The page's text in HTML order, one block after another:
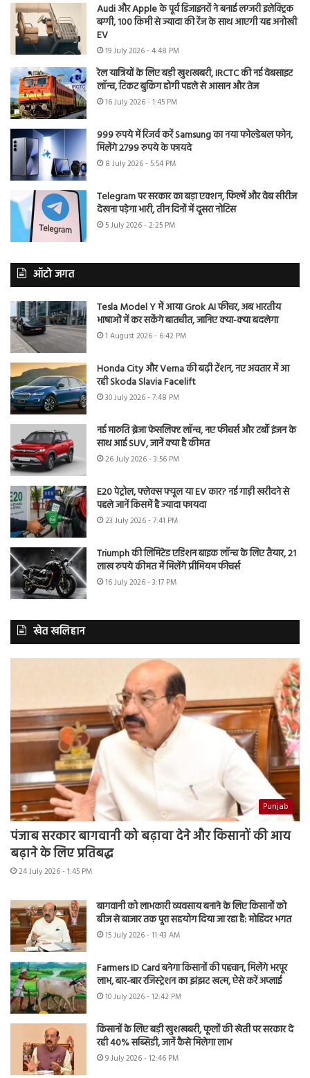
Audi और Apple के पूर्व डिजाइनरों ने बनाई लग्जरी इलेक्ट्रिक
बग्गी, 100 किमी से ज्यादा की रेंज के साथ आएगी यह अनोखी
EV
19 July 2026 - 4:48 PM
रेल यात्रियों के लिए बड़ी खुशखबरी, IRCTC की नई वेबसाइट
लॉन्च, टिकट बुकिंग होगी पहले से आसान और तेज
16 July 2026 - 1:45 PM
999 रुपये में रिजर्व करें Samsung का नया फोल्डेबल फोन,
मिलेंगे 2799 रुपये के फायदे
8 July 2026 - 5:54 PM
Telegram पर सरकार का बड़ा एक्शन, फिल्में और वेब सीरीज
देखना पड़ेगा भारी, तीन दिनों में दूसरा नोटिस
5 July 2026 - 2:25 PM
ऑटो जगत
Tesla Model Y में आया Grok AI फीचर, अब भारतीय
भाषाओं में कर सकेंगे बातचीत, जानिए क्या-क्या बदलेगा
1 August 2026 - 6:42 PM
Honda City और Verna की बढ़ी टेंशन, नए अवतार में आ
रही Skoda Slavia Facelift
30 July 2026 - 7:48 PM
नई मारुति ब्रेजा फेसलिफ्ट लॉन्च, नए फीचर्स और टर्बो इंजन के
साथ आई SUV, जानें क्या है कीमत
26 July 2026 - 3:56 PM
E20 पेट्रोल, फ्लेक्स फ्यूल या EV कार? नई गाड़ी खरीदने से
पहले जानें किसमें है ज्यादा फायदा
23 July 2026 - 7:41 PM
Triumph की लिमिटेड एडिशन बाइक लॉन्च के लिए तैयार, 21
लाख रुपये कीमत में मिलेंगे प्रीमियम फीचर्स
16 July 2026 - 3:17 PM
खेत खलिहान
Punjab
पंजाब सरकार बागवानी को बढ़ावा देने और किसानों की आय
बढ़ाने के लिए प्रतिबद्ध
24 July 2026 - 1:45 PM
बागवानी को लाभकारी व्यवसाय बनाने के लिए किसानों को
बीज से बाजार तक पूरा सहयोग दिया जा रहा है: मोहिंदर भगत
15 July 2026 - 11:43 AM
Farmers ID Card बनेगा किसानों की पहचान, मिलेंगे भरपूर
लाभ, बार-बार रजिस्ट्रेशन का झंझट खत्म, ऐसे करें अप्लाई
10 July 2026 - 12:42 PM
किसानों के लिए बड़ी खुशखबरी, फूलों की खेती पर सरकार दे
रही 40% सब्सिडी, जानें कैसे मिलेगा लाभ
9 July 2026 - 12:46 PM